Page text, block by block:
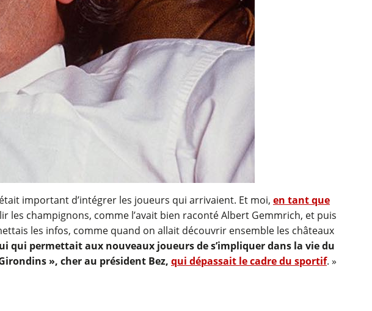
important d’intégrer les joueurs qui arrivaient. Et moi, en tant que
les champignons, comme l’avait bien raconté Albert Gemmrich, et puis
les infos, comme quand on allait découvrir ensemble les châteaux
qui permettait aux nouveaux joueurs de s’impliquer dans la vie du
», cher au président Bez, qui dépassait le cadre du sportif. »